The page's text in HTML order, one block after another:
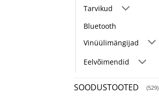
Tarvikud
Bluetooth
Vinüülimängijad
Eelvõimendid
SOODUSTOOTED (529)